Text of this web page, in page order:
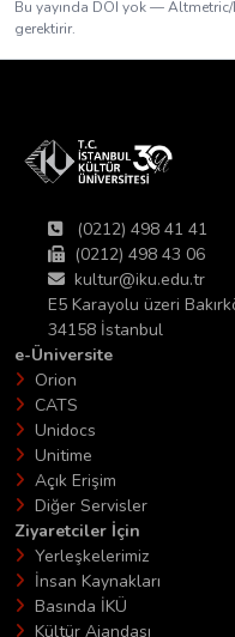
Bu yayında DOI yok —
gerektirir.
(0212) 498 41 41
(0212) 498 43 06
kultur@iku.edu.tr
E5 Karayolu üzeri
34158 İstanbul
e-Üniversite
Orion
CATS
Unidocs
Unitime
Açık Erişim
Diğer Servisler
Ziyaretciler İçin
Yerleşkelerimiz
İnsan Kaynakları
Basında İKÜ
Kültür Ajandası